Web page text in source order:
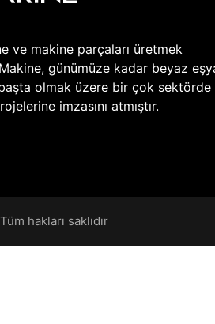
ve makine parçaları üretmek
günümüze kadar beyaz
olmak üzere bir çok sektörde
imzasını atmıştır.
hakları saklıdır